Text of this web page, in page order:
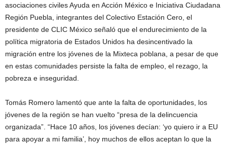
asociaciones civiles Ayuda en Acción México e Iniciativa Ciudadana
Región Puebla, integrantes del Colectivo Estación Cero, el
presidente de CLIC México señaló que el endurecimiento de la
política migratoria de Estados Unidos ha desincentivado la
migración entre los jóvenes de la Mixteca poblana, a pesar de que
en estas comunidades persiste la falta de empleo, el rezago, la
pobreza e inseguridad.
Tomás Romero lamentó que ante la falta de oportunidades, los
jóvenes de la región se han vuelto “presa de la delincuencia
organizada”. “Hace 10 años, los jóvenes decían: ‘yo quiero ir a EU
para apoyar a mi familia’, hoy muchos de ellos aceptan lo que la